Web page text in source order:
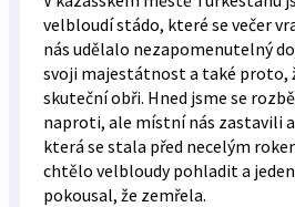
velbloudí stádo, které se večer
nás udělalo nezapomenutelný
svoji majestátnost a také proto,
skuteční obři. Hned jsme se
naproti, ale místní nás zastavili
která se stala před necelým
chtělo velbloudy pohladit a
pokousal, že zemřela.